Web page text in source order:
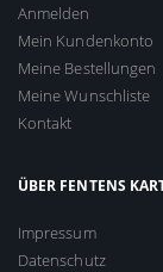
Anmelden
Mein Kundenkonto
Meine Bestellungen
Meine Wunschliste
Kontakt
ÜBER FENTENS
Impressum
Datenschutz